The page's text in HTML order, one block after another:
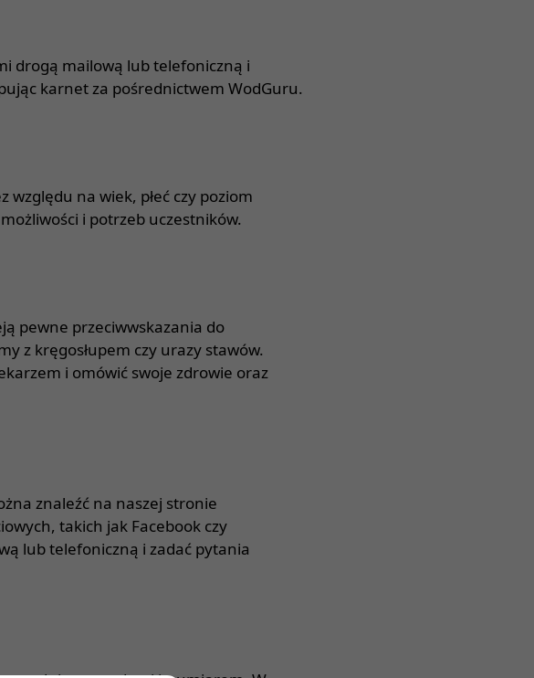
drogą mailową lub telefoniczną i
karnet za pośrednictwem WodGuru.
względu na wiek, płeć czy poziom
i potrzeb uczestników.
pewne przeciwwskazania do
z kręgosłupem czy urazy stawów.
i omówić swoje zdrowie oraz
znaleźć na naszej stronie
takich jak Facebook czy
lub telefoniczną i zadać pytania